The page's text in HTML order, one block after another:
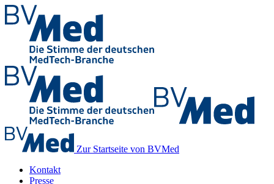
Zur Startseite von BVMed
Kontakt
Presse